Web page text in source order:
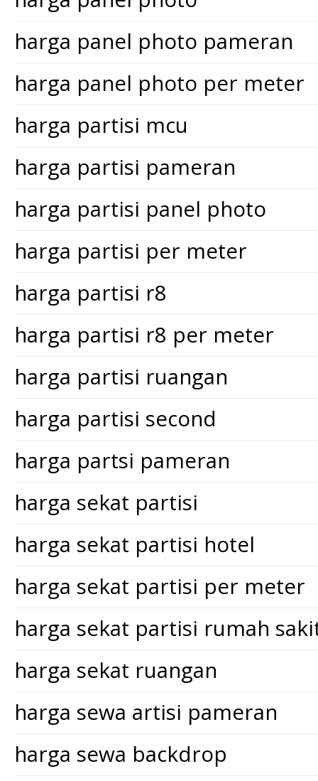
harga panel photo pameran
harga panel photo per meter
harga partisi mcu
harga partisi pameran
harga partisi panel photo
harga partisi per meter
harga partisi r8
harga partisi r8 per meter
harga partisi ruangan
harga partisi second
harga partsi pameran
harga sekat partisi
harga sekat partisi hotel
harga sekat partisi per meter
harga sekat partisi rumah
harga sekat ruangan
harga sewa artisi pameran
harga sewa backdrop